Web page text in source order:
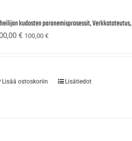
kudosten paranemisprosessit,
€ 100,00€
Lisää ostoskoriin Lisätiedot